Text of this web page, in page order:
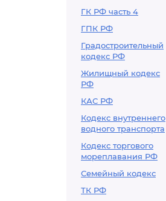
ГК РФ часть 4
ГПК РФ
Градостроительный
кодекс РФ
Жилищный кодекс
РФ
КАС РФ
Кодекс внутреннего
водного транспорта
Кодекс торгового
мореплавания РФ
Семейный кодекс
ТК РФ